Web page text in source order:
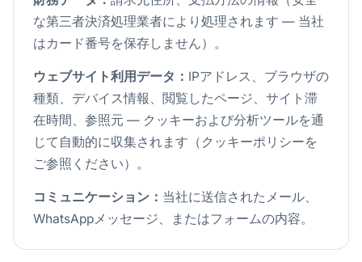
な第三者決済処理業者により処理されます — 当社
はカード番号を保存しません）。
ウェブサイト利用データ： IPアドレス、ブラウザの
種類、デバイス情報、閲覧したページ、サイト滞
在時間、参照元 — クッキーおよび分析ツールを通
じて自動的に収集されます（クッキーポリシーを
ご参照ください）。
コミュニケーション： 当社に送信されたメール、
WhatsAppメッセージ、またはフォームの内容。